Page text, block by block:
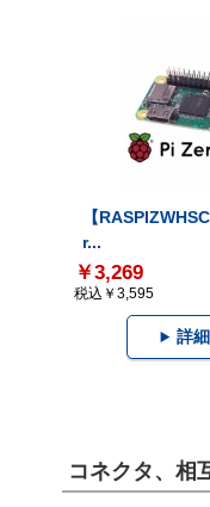
【
r...
￥3,269
税込￥3,595
詳
コネクタ、相